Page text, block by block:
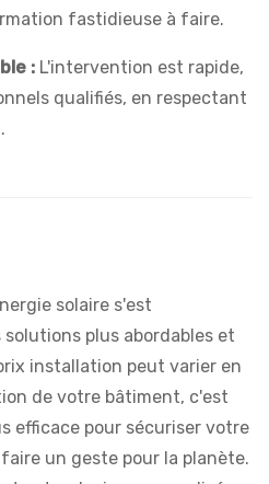
fastidieuse à faire.
: L'intervention est rapide,
qualifiés, en respectant
solaire s'est
plus abordables et
installation peut varier en
de votre bâtiment, c'est
efficace pour sécuriser votre
un geste pour la planète.